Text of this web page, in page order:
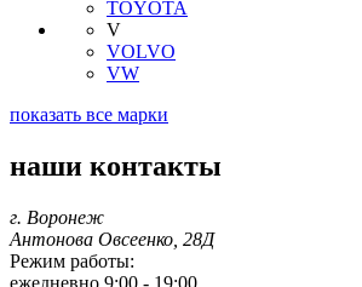
TOYOTA
V
VOLVO
VW
показать все марки
наши контакты
г. Воронеж
Антонова Овсеенко, 28Д
Режим работы:
ежедневно 9:00 - 19:00